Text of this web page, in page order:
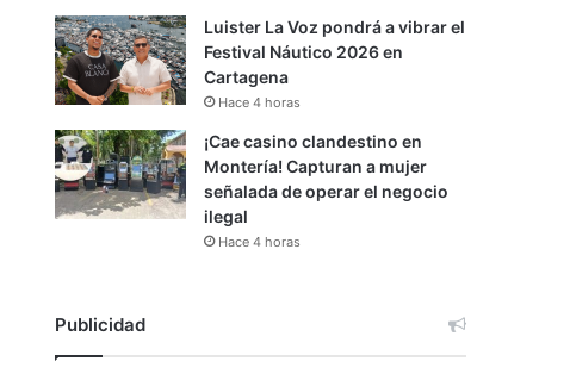
Luister La Voz pondrá a vibrar el
Festival Náutico 2026 en
Cartagena
Hace 4 horas
¡Cae casino clandestino en
Montería! Capturan a mujer
señalada de operar el negocio
ilegal
Hace 4 horas
Publicidad